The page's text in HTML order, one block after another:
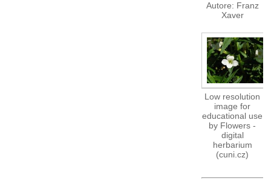
Autore: Franz
Xaver
Low resolution
image for
educational use
by Flowers -
digital
herbarium
(cuni.cz)